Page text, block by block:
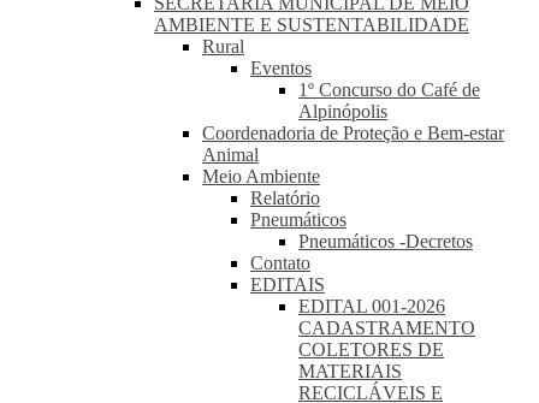
AMBIENTE E SUSTENTABILIDADE
Rural
Eventos
1º Concurso do Café de
Alpinópolis
Coordenadoria de Proteção e Bem-estar
Animal
Meio Ambiente
Relatório
Pneumáticos
Pneumáticos -Decretos
Contato
EDITAIS
EDITAL 001-2026
CADASTRAMENTO
COLETORES DE
MATERIAIS
RECICLÁVEIS E